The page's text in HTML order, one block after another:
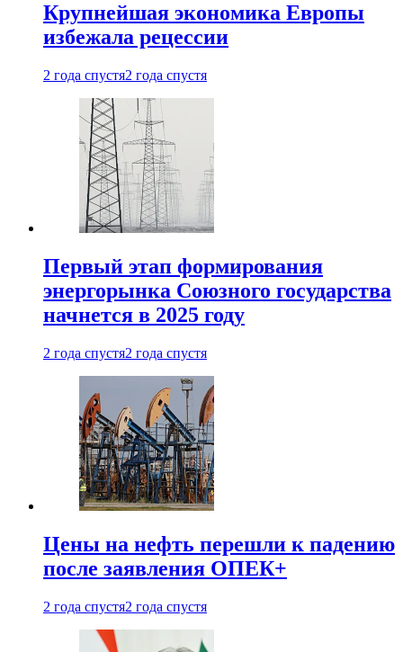
Крупнейшая экономика Европы
избежала рецессии
2 года спустя2 года спустя
Первый этап формирования
энергорынка Союзного государства
начнется в 2025 году
2 года спустя2 года спустя
Цены на нефть перешли к падению
после заявления ОПЕК+
2 года спустя2 года спустя